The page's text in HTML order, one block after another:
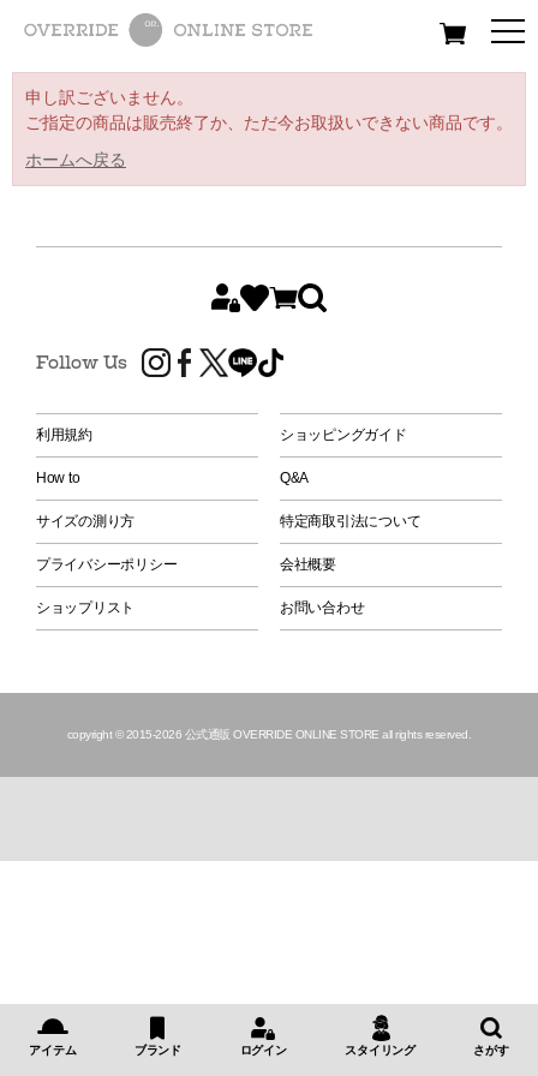
All Women Men
申し訳ございません。
ご指定の商品は販売終了か、ただ今お取扱いできない商品です。
ホームへ戻る
Follow Us
利用規約 ショッピングガイド
How to Q&A
サイズの測り方 特定商取引法について
プライバシーポリシー 会社概要
ショップリスト お問い合わせ
copyright © 2015-2026 公式通販 OVERRIDE ONLINE STORE all rights reserved.
アイテム ブランド ログイン スタイリング さがす